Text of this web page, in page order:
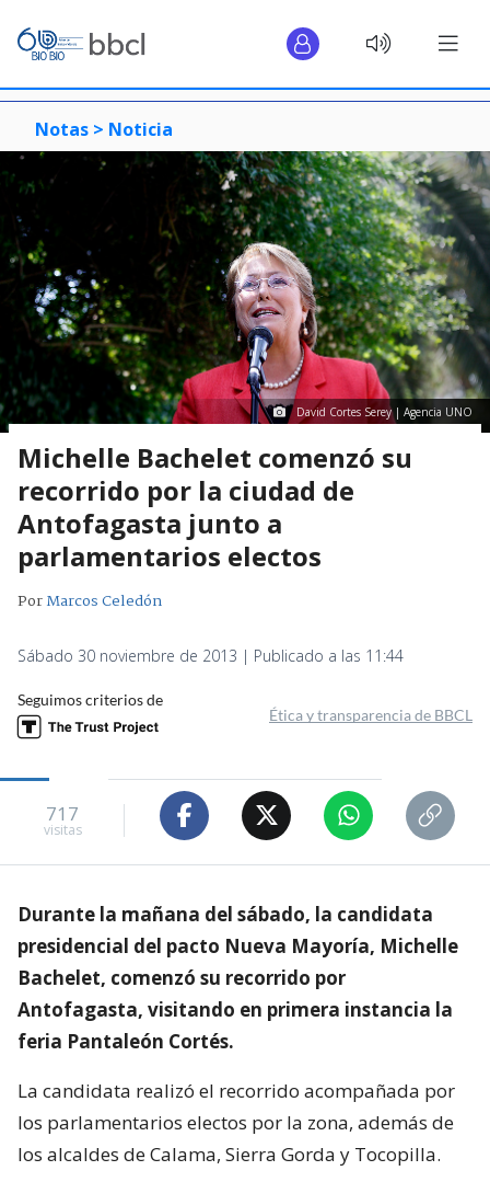
Notas > Noticia
David Cortes Serey | Agencia UNO
Michelle Bachelet comenzó su
recorrido por la ciudad de
Antofagasta junto a
parlamentarios electos
PorMarcos Celedón
Sábado 30 noviembre de 2013 | Publicado a las 11:44
Seguimos criterios de
Ética y transparencia de BBCL
717
visitas
Durante la mañana del sábado, la candidata
presidencial del pacto Nueva Mayoría, Michelle
Bachelet, comenzó su recorrido por
Antofagasta, visitando en primera instancia la
feria Pantaleón Cortés.
La candidata realizó el recorrido acompañada por
los parlamentarios electos por la zona, además de
los alcaldes de Calama, Sierra Gorda y Tocopilla.